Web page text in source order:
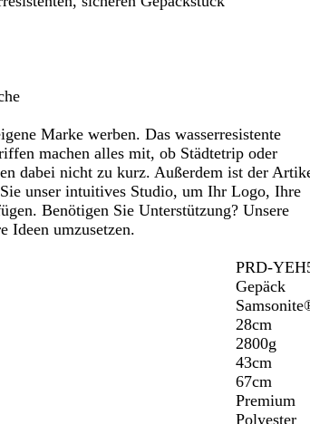
Marke werben. Das wasserresistente
machen alles mit, ob Städtetrip oder
dabei nicht zu kurz. Außerdem ist der
unser intuitives Studio, um Ihr Logo, Ihre
Benötigen Sie Unterstützung? Unsere
Ideen umzusetzen.
PRD-
Gepäck
28cm
2800g
43cm
67cm
Premium
Polyester